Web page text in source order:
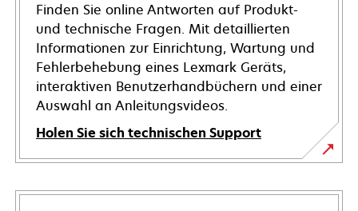
Finden Sie online Antworten auf Produkt-
und technische Fragen. Mit detaillierten
Informationen zur Einrichtung, Wartung und
Fehlerbehebung eines Lexmark Geräts,
interaktiven Benutzerhandbüchern und einer
Auswahl an Anleitungsvideos.
Holen Sie sich technischen Support
wird
in